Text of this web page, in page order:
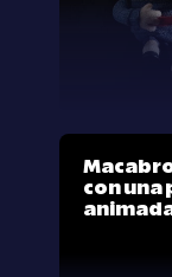
con una